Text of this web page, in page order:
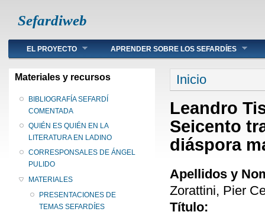
Sefardiweb
Main menu
EL PROYECTO APRENDER SOBRE LOS SEFARDÍES
Materiales y recursos
BIBLIOGRAFÍA SEFARDÍ
COMENTADA
QUIÉN ES QUIÉN EN LA
LITERATURA EN LADINO
CORRESPONSALES DE ÁNGEL
PULIDO
MATERIALES
PRESENTACIONES DE
TEMAS SEFARDÍES
Se encuentra
Inicio
Leandro
Seicento
diáspora
Apellidos y
Zorattini, Pier
Título: